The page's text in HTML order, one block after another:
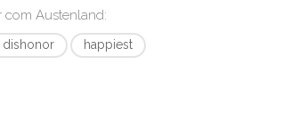
comAustenland:
dishonor
happiest